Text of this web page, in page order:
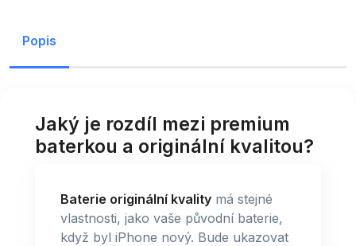
Popis
Jaký je rozdíl mezi premium
baterkou a originální kvalitou?
Baterie originální kvality má stejné
vlastnosti, jako vaše původní baterie,
když byl iPhone nový. Bude ukazovat